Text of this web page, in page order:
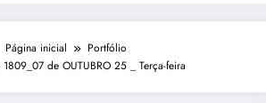
Página inicial
Portfólio
de OUTUBRO 25 _ Terça-feira